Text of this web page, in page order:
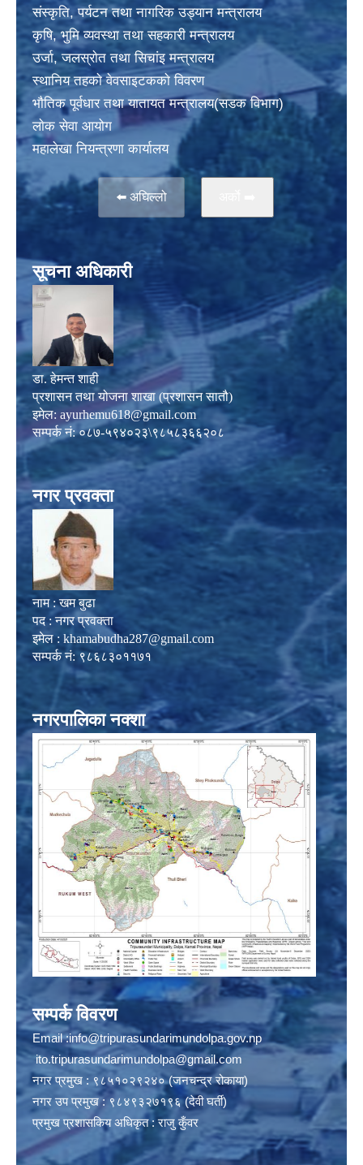
संस्कृति, पर्यटन तथा नागरिक उड्यान मन्त्रालय
कृषि, भुमि व्यवस्था तथा सहकारी मन्त्रालय
उर्जा, जलस्राेत तथा सिचांइ मन्त्रालय
स्थानिय तहकाे वेवसाइटककाे विवरण
भाैतिक पूर्वधार तथा यातायत मन्त्रालय(सडक विभाग)
लाेक सेवा आयोग
महालेखा नियन्त्रणा कार्यालय
⬅️ अघिल्लो
सूचना अधिकारी
डा. हेमन्त शाही
प्रशासन तथा योजना शाखा (प्रशासन सातौ)
इमेल: ayurhemu618@gmail.com
सम्पर्क नं: ०८७-५९४०२३\९८५८३६६२०८
नगर प्रवक्ता
नाम : खम बुढा
पद : नगर प्रवक्ता
इमेल : khamabudha287@gmail.com
सम्पर्क नं: ९८६८३०११७१
नगरपालिका नक्शा
सम्पर्क विवरण
Email :info@tripurasundarimundolpa.gov.np
ito.tripurasundarimundolpa@gmail.com
नगर प्रमुख : ९८५१०२९२४० (जनचन्द्र रोकाया)
नगर उप प्रमुख : ९८४९३२७१९६ (देवी घर्ती)
प्रमुख प्रशासकिय अधिकृत : राजु कुँवर